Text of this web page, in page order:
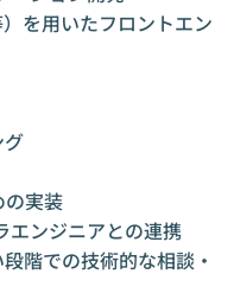
を用いたフロントエン
の実装
エンジニアとの連携
階での技術的な相談・